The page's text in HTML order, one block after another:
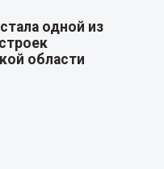
одной из
области